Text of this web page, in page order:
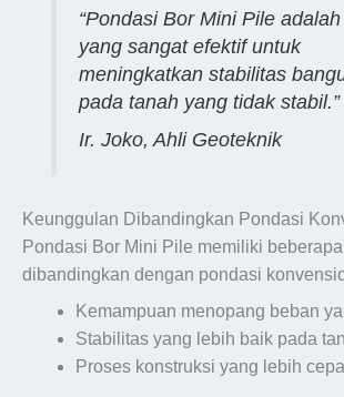
“Pondasi Bor Mini Pile
yang sangat efektif untuk
meningkatkan stabilitas
pada tanah yang tidak stabil.”
Ir. Joko, Ahli Geoteknik
Keunggulan Dibandingkan Pondasi
Pondasi Bor Mini Pile memiliki
dibandingkan dengan pondasi
Kemampuan menopang beban
Stabilitas yang lebih baik pada
Proses konstruksi yang lebih